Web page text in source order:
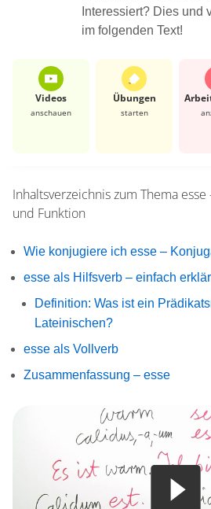
Interessiert? Dies und
im folgenden Text!
Videos
anschauen
Übungen
starten
Inhaltsverzeichnis zum Thema esse
und Funktion
Wie konjugiere ich esse –
esse als Hilfsverb – einfach
Definition: Was ist ein
Lateinischen?
esse als Vollverb
Zusammenfassung – esse